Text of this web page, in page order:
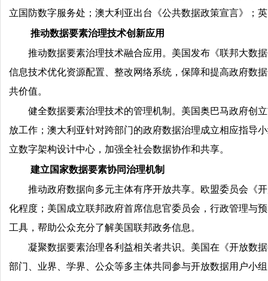
立国防数字服务处；澳大利亚出台《公共数据政策宣言》；
推动数据要素治理技术创新应用
推动数据要素治理技术融合应用。美国发布《联邦大数
信息技术优化资源配置、整改网络系统，保障和提高政府数
共价值。
健全数据要素治理技术的管理机制。美国奥巴马政府创
放工作；澳大利亚针对跨部门的政府数据治理成立相应指导
立数字架构设计中心，加强全社会数据协作和共享。
建立国家数据要素协同治理机制
推动政府数据向多元主体有序开放共享。欧盟委员会《
化程度；美国成立联邦政府首席信息官委员会，行政管理与
工具，帮助公众充分了解美国联邦政务信息。
凝聚数据要素治理各利益相关者共识。美国在《开放数
部门、业界、学界、公众等多主体共同参与开放数据用户小